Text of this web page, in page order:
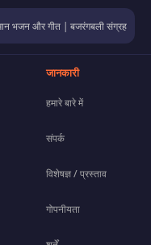
भजन और गीत | बजरंगबली संग्रह
जानकारी
हमारे बारे में
संपर्क
विशेषज्ञ / प्रस्ताव
गोपनीयता